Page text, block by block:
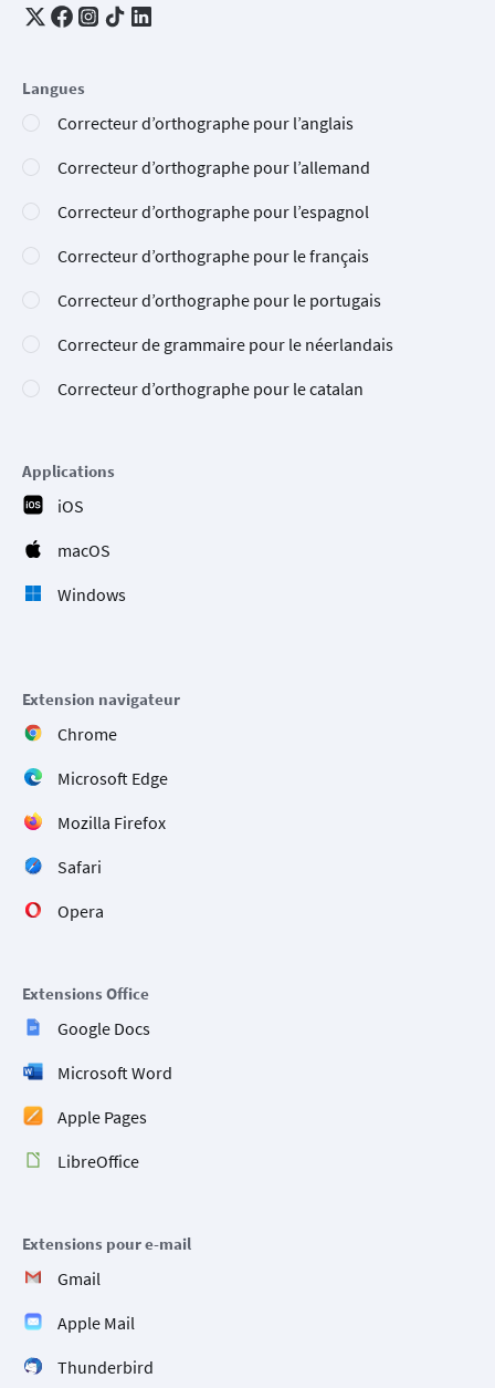
Langues
Correcteur d’orthographe pour l’anglais
Correcteur d’orthographe pour l’allemand
Correcteur d’orthographe pour l’espagnol
Correcteur d’orthographe pour le français
Correcteur d’orthographe pour le portugais
Correcteur de grammaire pour le néerlandais
Correcteur d’orthographe pour le catalan
Applications
iOS
macOS
Windows
Extension navigateur
Chrome
Microsoft Edge
Mozilla Firefox
Safari
Opera
Extensions Office
Google Docs
Microsoft Word
Apple Pages
LibreOffice
Extensions pour e-mail
Gmail
Apple Mail
Thunderbird